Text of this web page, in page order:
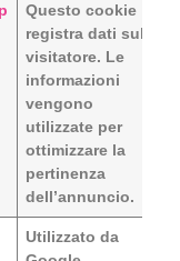
Questo cookie
registra dati sul
visitatore. Le
informazioni
vengono
utilizzate per
ottimizzare la
pertinenza
dell’annuncio.
Utilizzato da